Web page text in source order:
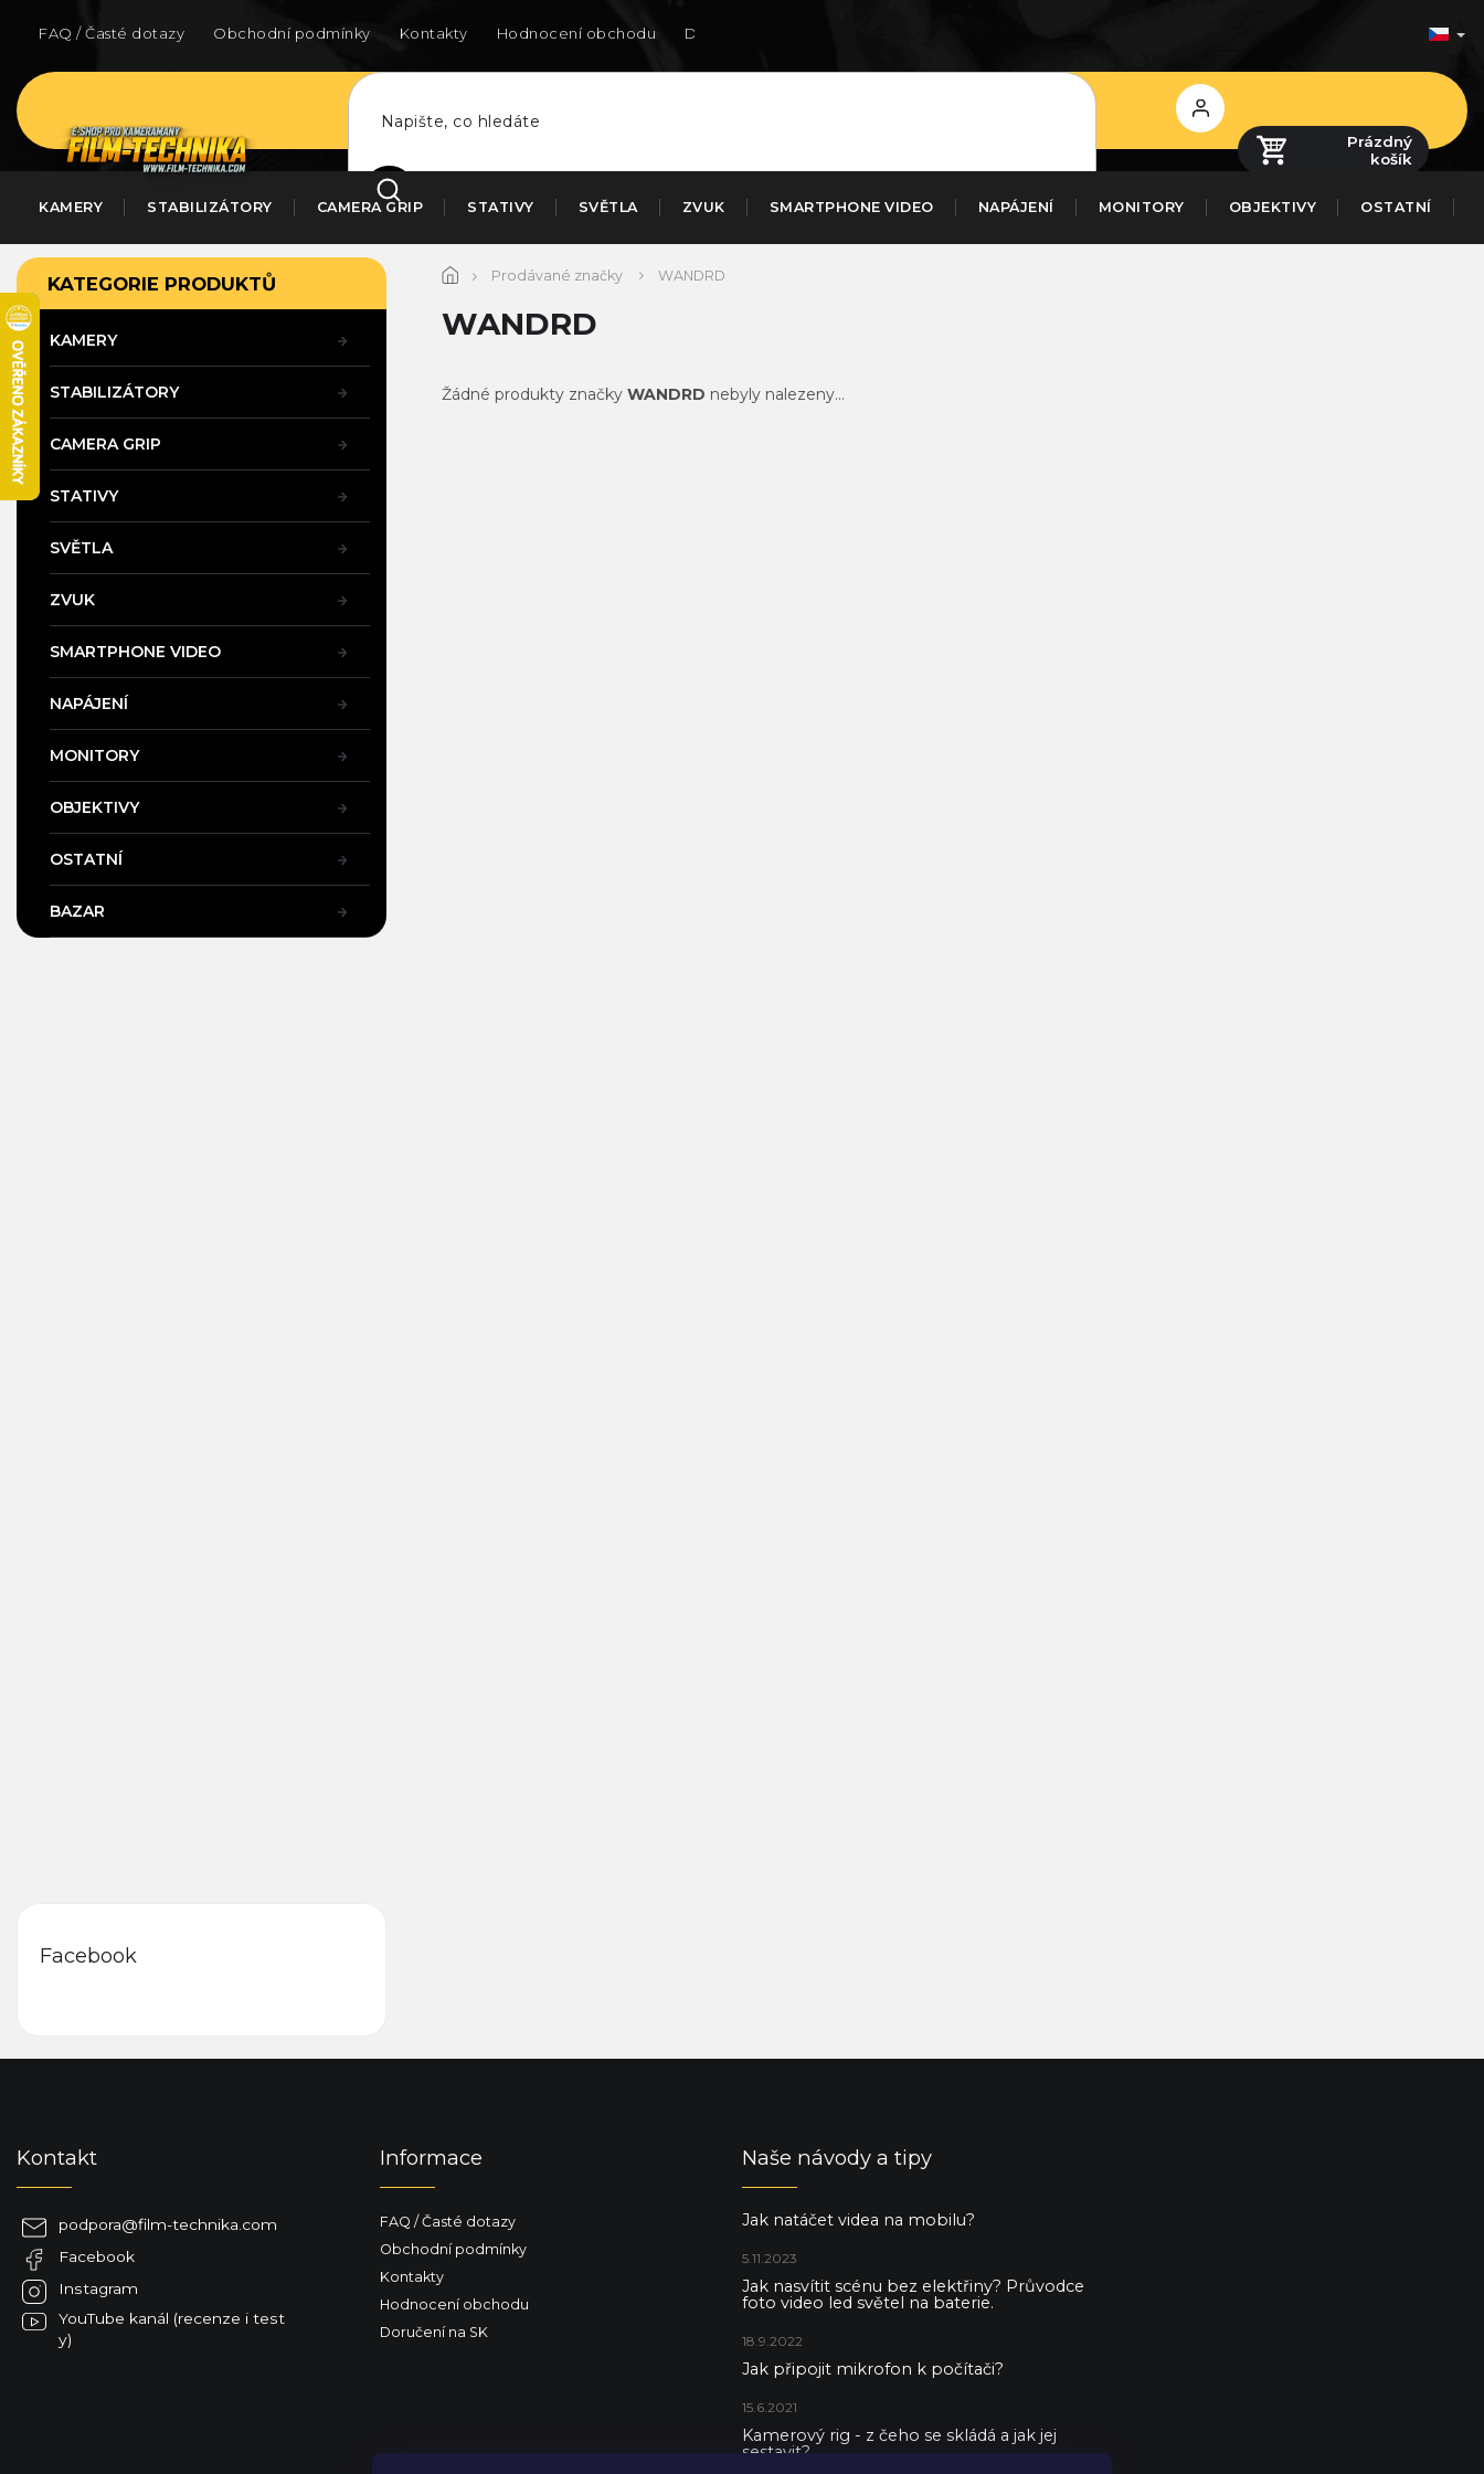
FAQ / Časté dotazy Obchodní podmínky Kontakty Hodnocení obchodu Doručení na SK
Přihlášení
HLEDAT
Prázdný
košík
KAMERY STABILIZÁTORY CAMERA GRIP STATIVY SVĚTLA ZVUK SMARTPHONE VIDEO NAPÁJENÍ MONITORY OBJEKTIVY OSTATNÍ
Prodávané značky WANDRD
P
o
s
t
r
a
n
n
í
p
Přeskočit
kategorie
KATEGORIE PRODUKTŮ
KAMERY
STABILIZÁTORY
CAMERA GRIP
STATIVY
SVĚTLA
ZVUK
SMARTPHONE VIDEO
NAPÁJENÍ
MONITORY
OBJEKTIVY
OSTATNÍ
BAZAR
Facebook
WANDRD
Žádné produkty značky WANDRD nebyly nalezeny...
Kontakt
podpora@film-technika.com
Facebook
Instagram
YouTube kanál (recenze i test
y)
Informace
FAQ / Časté dotazy
Obchodní podmínky
Kontakty
Hodnocení obchodu
Doručení na SK
Naše návody a tipy
Jak natáčet videa na mobilu?
5.11.2023
Jak nasvítit scénu bez elektřiny? Průvodce
foto video led světel na baterie.
18.9.2022
Jak připojit mikrofon k počítači?
15.6.2021
Kamerový rig - z čeho se skládá a jak jej
sestavit?